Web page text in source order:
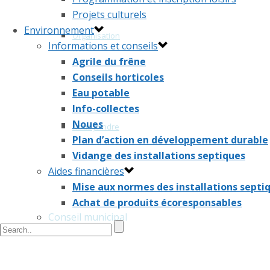
Organisation
Nous joindre
Conseil municipal
Projets culturels
Environnement
Informations et conseils
Agrile du frêne
Conseils horticoles
Eau potable
Info-collectes
Noues
Plan d’action en développement durable
Vidange des installations septiques
Aides financières
Mise aux normes des installations
Achat de produits écoresponsables